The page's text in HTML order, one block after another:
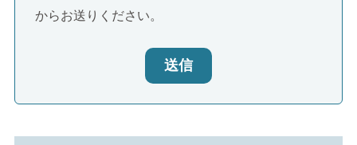
からお送りください。
送信